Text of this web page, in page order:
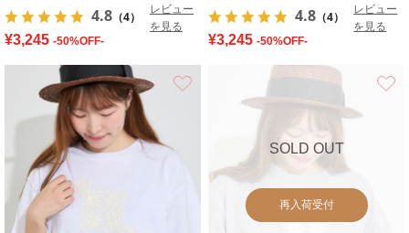
4.8 （4）
レビュー
を見る
¥3,245 -50%OFF-
4.8 （4）
レビュー
を見る
¥3,245 -50%OFF-
SOLD OUT
再入荷受付